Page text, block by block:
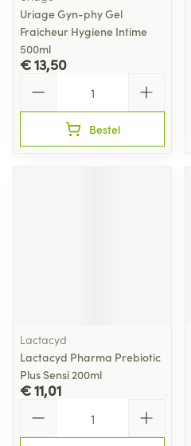
Uriage Gyn-phy Gel
Fraicheur Hygiene Intime
500ml
€ 13,50
Bestel
Lactacyd
Lactacyd Pharma Prebiotic
Plus Sensi 200ml
€ 11,01